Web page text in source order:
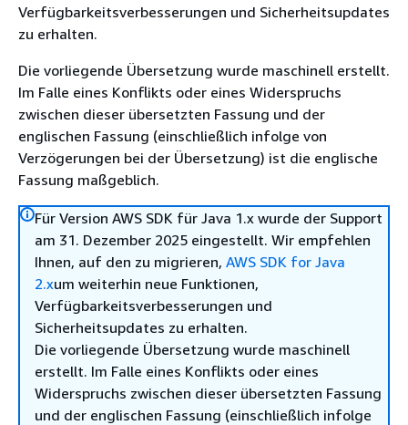
Verfügbarkeitsverbesserungen und Sicherheitsupdates
zu erhalten.
Die vorliegende Übersetzung wurde maschinell erstellt.
Im Falle eines Konflikts oder eines Widerspruchs
zwischen dieser übersetzten Fassung und der
englischen Fassung (einschließlich infolge von
Verzögerungen bei der Übersetzung) ist die englische
Fassung maßgeblich.
Für Version AWS SDK für Java 1.x wurde der Support
am 31. Dezember 2025 eingestellt. Wir empfehlen
Ihnen, auf den zu migrieren, AWS SDK for Java
2.xum weiterhin neue Funktionen,
Verfügbarkeitsverbesserungen und
Sicherheitsupdates zu erhalten.
Die vorliegende Übersetzung wurde maschinell
erstellt. Im Falle eines Konflikts oder eines
Widerspruchs zwischen dieser übersetzten Fassung
und der englischen Fassung (einschließlich infolge